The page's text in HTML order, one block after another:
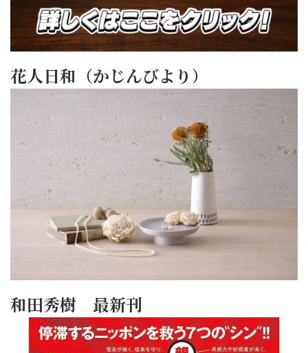
花人日和（かじんびより）
和田秀樹 最新刊